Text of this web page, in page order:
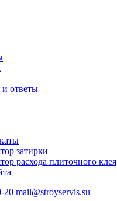
ответы
затирки
расхода плиточного клея
20 mail@stroyservis.su